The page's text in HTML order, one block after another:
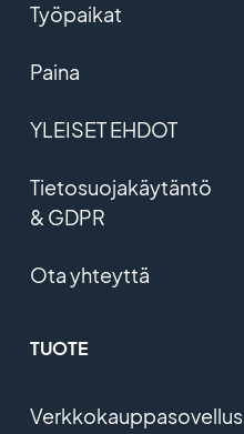
Työpaikat
Paina
YLEISET EHDOT
Tietosuojakäytäntö
& GDPR
Ota yhteyttä
TUOTE
Verkkokauppasovellus